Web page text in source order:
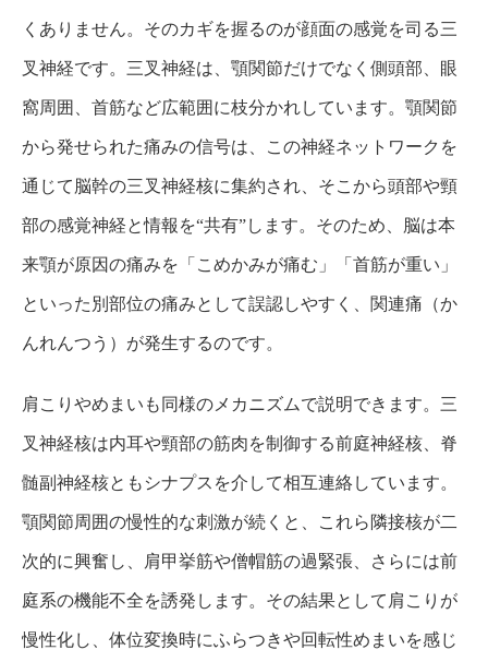
くありません。そのカギを握るのが顔面の感覚を司る三
叉神経です。三叉神経は、顎関節だけでなく側頭部、眼
窩周囲、首筋など広範囲に枝分かれしています。顎関節
から発せられた痛みの信号は、この神経ネットワークを
通じて脳幹の三叉神経核に集約され、そこから頭部や頸
部の感覚神経と情報を“共有”します。そのため、脳は本
来顎が原因の痛みを「こめかみが痛む」「首筋が重い」
といった別部位の痛みとして誤認しやすく、関連痛（か
んれんつう）が発生するのです。
肩こりやめまいも同様のメカニズムで説明できます。三
叉神経核は内耳や頸部の筋肉を制御する前庭神経核、脊
髄副神経核ともシナプスを介して相互連絡しています。
顎関節周囲の慢性的な刺激が続くと、これら隣接核が二
次的に興奮し、肩甲挙筋や僧帽筋の過緊張、さらには前
庭系の機能不全を誘発します。その結果として肩こりが
慢性化し、体位変換時にふらつきや回転性めまいを感じ